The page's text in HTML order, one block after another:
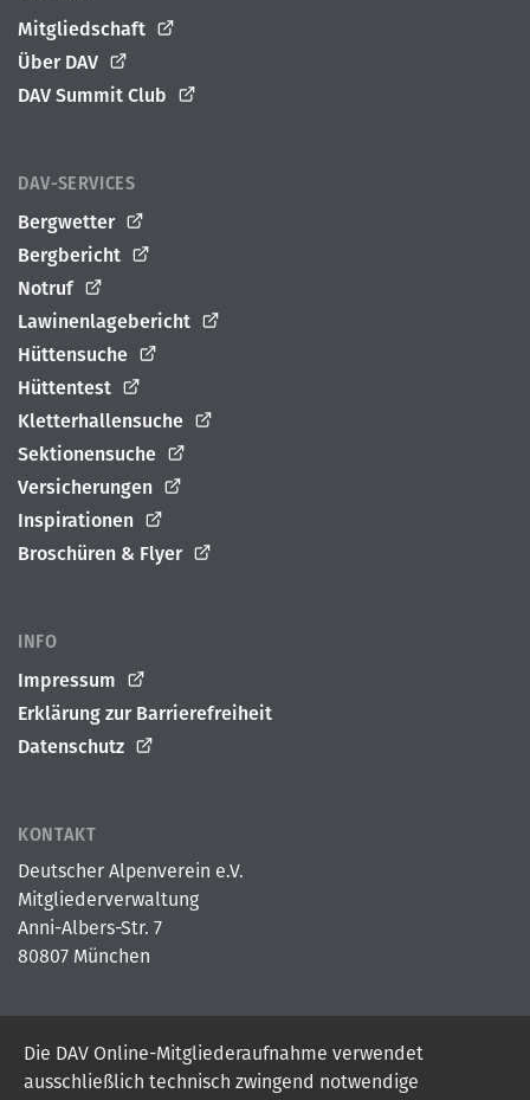
Die DAV Online-Mitgliederaufnahme verwendet
ausschließlich technisch zwingend notwendige
Mitgliedschaft
Über DAV
DAV Summit Club
DAV-SERVICES
Bergwetter
Bergbericht
Notruf
Lawinenlagebericht
Hüttensuche
Hüttentest
Kletterhallensuche
Sektionensuche
Versicherungen
Inspirationen
Broschüren & Flyer
INFO
Impressum
Erklärung zur Barrierefreiheit
Datenschutz
KONTAKT
Deutscher Alpenverein e.V.
Mitgliederverwaltung
Anni-Albers-Str. 7
80807 München
© 2026Deutscher Alpenverein e.V.